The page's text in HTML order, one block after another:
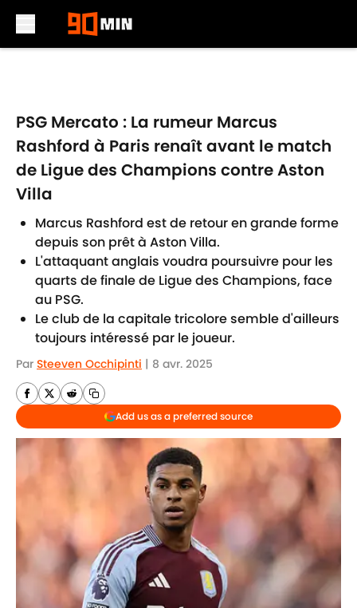
PSG Mercato : La rumeur Marcus
Rashford à Paris renaît avant le match
de Ligue des Champions contre Aston
Villa
Marcus Rashford est de retour en grande forme
depuis son prêt à Aston Villa.
L'attaquant anglais voudra poursuivre pour les
quarts de finale de Ligue des Champions, face
au PSG.
Le club de la capitale tricolore semble d'ailleurs
toujours intéressé par le joueur.
Par Steeven Occhipinti | 8 avr. 2025
Add us as a preferred source